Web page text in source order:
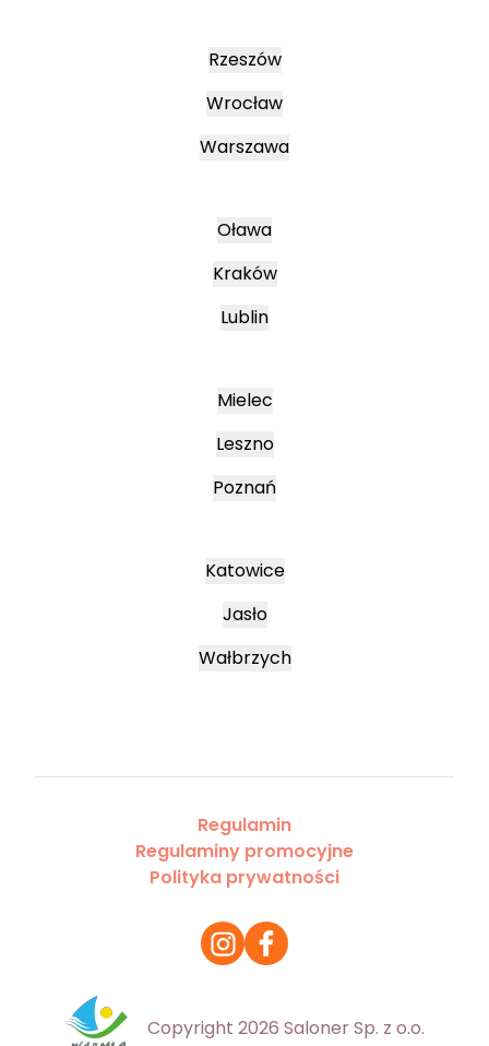
Rzeszów
Wrocław
Warszawa
Oława
Kraków
Lublin
Mielec
Leszno
Poznań
Katowice
Jasło
Wałbrzych
Regulamin
Regulaminy promocyjne
Polityka prywatności
Copyright 2026 Saloner Sp. z o.o.